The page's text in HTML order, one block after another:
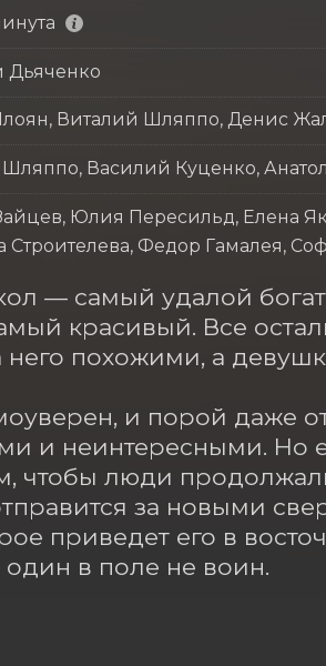
Дьяченко
Виталий Шляппо, Денис
Василий Куценко,
Юлия Пересильд, Елена
Строителева, Федор Гамалея,
— самый удалой
красивый. Все
него похожими, а
и порой даже
и неинтересными. Но
чтобы люди
за новыми
приведет его в
в поле не воин.